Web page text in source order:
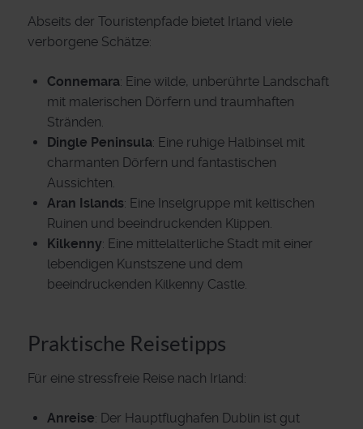
Abseits der Touristenpfade bietet Irland viele
verborgene Schätze:
Connemara: Eine wilde, unberührte Landschaft
mit malerischen Dörfern und traumhaften
Stränden.
Dingle Peninsula: Eine ruhige Halbinsel mit
charmanten Dörfern und fantastischen
Aussichten.
Aran Islands: Eine Inselgruppe mit keltischen
Ruinen und beeindruckenden Klippen.
Kilkenny: Eine mittelalterliche Stadt mit einer
lebendigen Kunstszene und dem
beeindruckenden Kilkenny Castle.
Praktische Reisetipps
Für eine stressfreie Reise nach Irland:
Anreise: Der Hauptflughafen Dublin ist gut